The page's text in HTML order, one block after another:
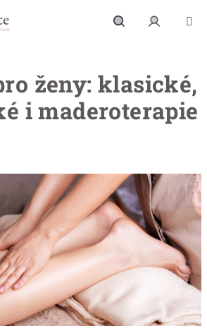
ženy: klasické,
i maderoterapie